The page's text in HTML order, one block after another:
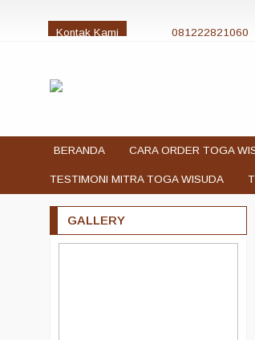
Kontak Kami 081222821060
BERANDA CARA ORDER TOGA
TESTIMONI MITRA TOGA WISUDA
GALLERY